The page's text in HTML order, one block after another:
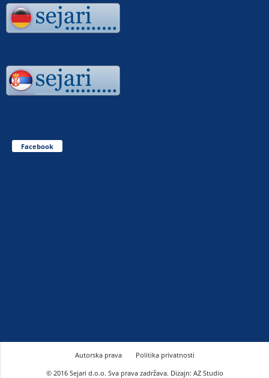
Facebook
Autorska prava
Politika privatnosti
© 2016 Sejari d.o.o. Sva prava zadržava. Dizajn: AZ Studio